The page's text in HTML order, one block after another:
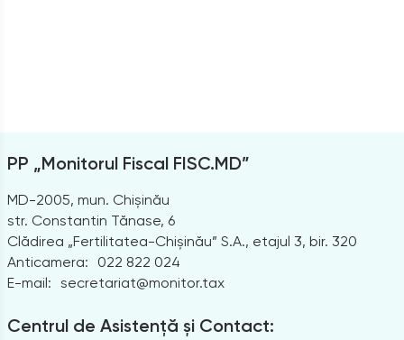
PP „Monitorul Fiscal FISC.MD”
MD-2005, mun. Chișinău
str. Constantin Tănase, 6
Clădirea „Fertilitatea-Chișinău” S.A., etajul 3, bir. 320
Anticamera:
022 822 024
E-mail: secretariat@monitor.tax
Centrul de Asistență și Contact: